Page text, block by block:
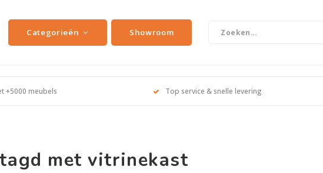
Categorieën Showroom
+5000 meubels Top service & snelle levering
met vitrinekast